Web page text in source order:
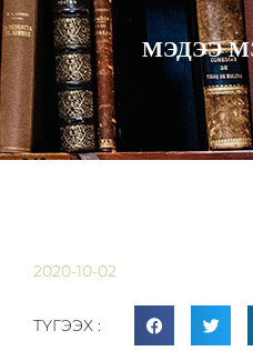
МЭДЭЭ
2020-10-02
ТҮГЭЭХ :